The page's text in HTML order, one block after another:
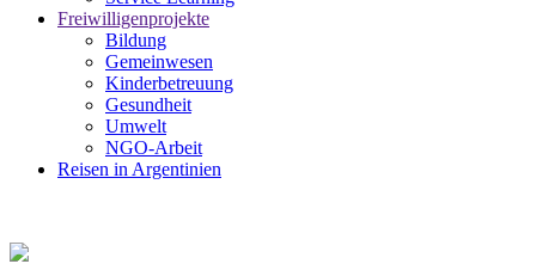
Freiwilligenprojekte
Bildung
Gemeinwesen
Kinderbetreuung
Gesundheit
Umwelt
NGO-Arbeit
Reisen in Argentinien